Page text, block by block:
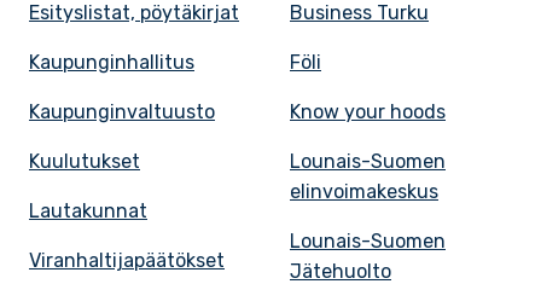
Esityslistat, pöytäkirjat
Kaupunginhallitus
Kaupunginvaltuusto
Kuulutukset
Lautakunnat
Viranhaltijapäätökset
Business Turku
Föli
Know your hoods
Lounais-Suomen
elinvoimakeskus
Lounais-Suomen
Jätehuolto